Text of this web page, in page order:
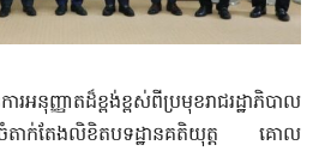
ញ្ញាតដ៏ខ្ពង់ខ្ពស់ពីប្រមុខរាជរដ្ឋាភិបាល
ចំតាក់តែងលិខិតបទដ្ឋានគតិយុត្ត គោល